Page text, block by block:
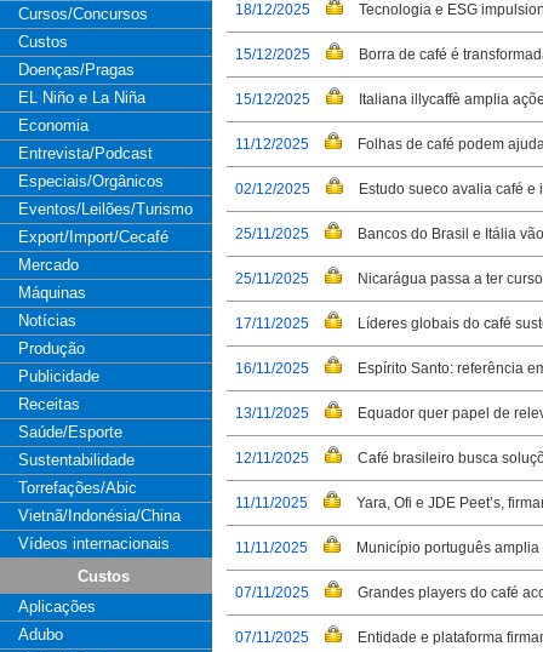
Cursos/Concursos
Custos
Doenças/Pragas
EL Niño e La Niña
Economia
Entrevista/Podcast
Especiais/Orgânicos
Eventos/Leilões/Turismo
Export/Import/Cecafé
Mercado
Máquinas
Notícias
Produção
Publicidade
Receitas
Saúde/Esporte
Sustentabilidade
Torrefações/Abic
Vietnã/Indonésia/China
Vídeos internacionais
Custos
Aplicações
Adubo
18/12/2025 Tecnologia e ESG
15/12/2025 Borra de café é
15/12/2025 Italiana illycaffè amplia
11/12/2025 Folhas de café podem
02/12/2025 Estudo sueco avalia café
25/11/2025 Bancos do Brasil e Itália
25/11/2025 Nicarágua passa a ter
17/11/2025 Líderes globais do café
16/11/2025 Espírito Santo: referência
13/11/2025 Equador quer papel de
12/11/2025 Café brasileiro busca
11/11/2025 Yara, Ofi e JDE Peet’s,
11/11/2025 Município português
07/11/2025 Grandes players do café
07/11/2025 Entidade e plataforma